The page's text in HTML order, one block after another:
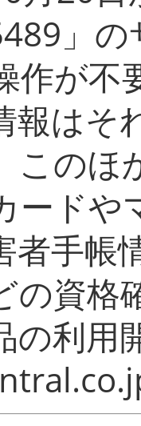
」
作が不
報はそ
このほ
ードや
者手帳
の資格
の利用